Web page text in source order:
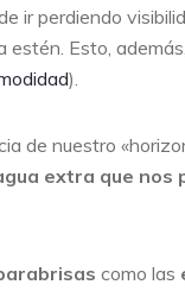
ir perdiendo
Esto,
).
de nuestro
extra que nos
como las